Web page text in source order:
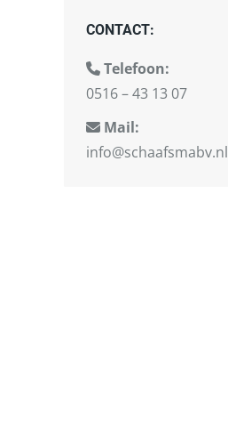
CONTACT:
Telefoon:
0516 – 43 13 07
Mail:
info@schaafsmabv.nl